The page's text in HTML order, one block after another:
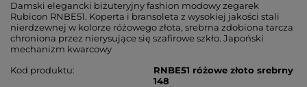
Damski elegancki biżuteryjny fashion modowy zegarek
Rubicon RNBE51. Koperta i bransoleta z wysokiej jakości stali
nierdzewnej w kolorze różowego złota, srebrna zdobiona tarcza
chroniona przez nierysujące się szafirowe szkło. Japoński
mechanizm kwarcowy
Kod produktu
RNBE51 różowe złoto srebrny
148